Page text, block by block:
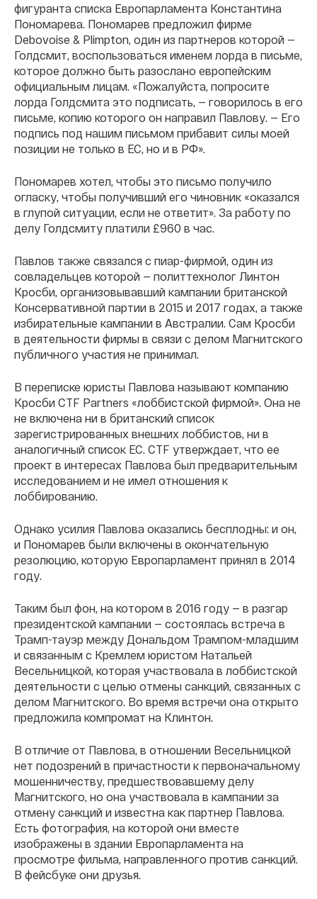
фигуранта списка Европарламента Константина
Пономарева. Пономарев предложил фирме
Debovoise & Plimpton, один из партнеров которой —
Голдсмит, воспользоваться именем лорда в письме,
которое должно быть разослано европейским
официальным лицам. «Пожалуйста, попросите
лорда Голдсмита это подписать, — говорилось в его
письме, копию которого он направил Павлову. — Его
подпись под нашим письмом прибавит силы моей
позиции не только в ЕС, но и в РФ».
Пономарев хотел, чтобы это письмо получило
огласку, чтобы получивший его чиновник «оказался
в глупой ситуации, если не ответит». За работу по
делу Голдсмиту платили £960 в час.
Павлов также связался с пиар-фирмой, один из
совладельцев которой — политтехнолог Линтон
Кросби, организовывавший кампании британской
Консервативной партии в 2015 и 2017 годах, а также
избирательные кампании в Австралии. Сам Кросби
в деятельности фирмы в связи с делом Магнитского
публичного участия не принимал.
В переписке юристы Павлова называют компанию
Кросби CTF Partners «лоббистской фирмой». Она не
не включена ни в британский список
зарегистрированных внешних лоббистов, ни в
аналогичный список ЕС. CTF утверждает, что ее
проект в интересах Павлова был предварительным
исследованием и не имел отношения к
лоббированию.
Однако усилия Павлова оказались бесплодны: и он,
и Пономарев были включены в окончательную
резолюцию, которую Европарламент принял в 2014
году.
Таким был фон, на котором в 2016 году — в разгар
президентской кампании — состоялась встреча в
Трамп-тауэр между Дональдом Трампом-младшим
и связанным с Кремлем юристом Натальей
Весельницкой, которая участвовала в лоббистской
деятельности с целью отмены санкций, связанных с
делом Магнитского. Во время встречи она открыто
предложила компромат на Клинтон.
В отличие от Павлова, в отношении Весельницкой
нет подозрений в причастности к первоначальному
мошенничеству, предшествовавшему делу
Магнитского, но она участвовала в кампании за
отмену санкций и известна как партнер Павлова.
Есть фотография, на которой они вместе
изображены в здании Европарламента на
просмотре фильма, направленного против санкций.
В фейсбуке они друзья.